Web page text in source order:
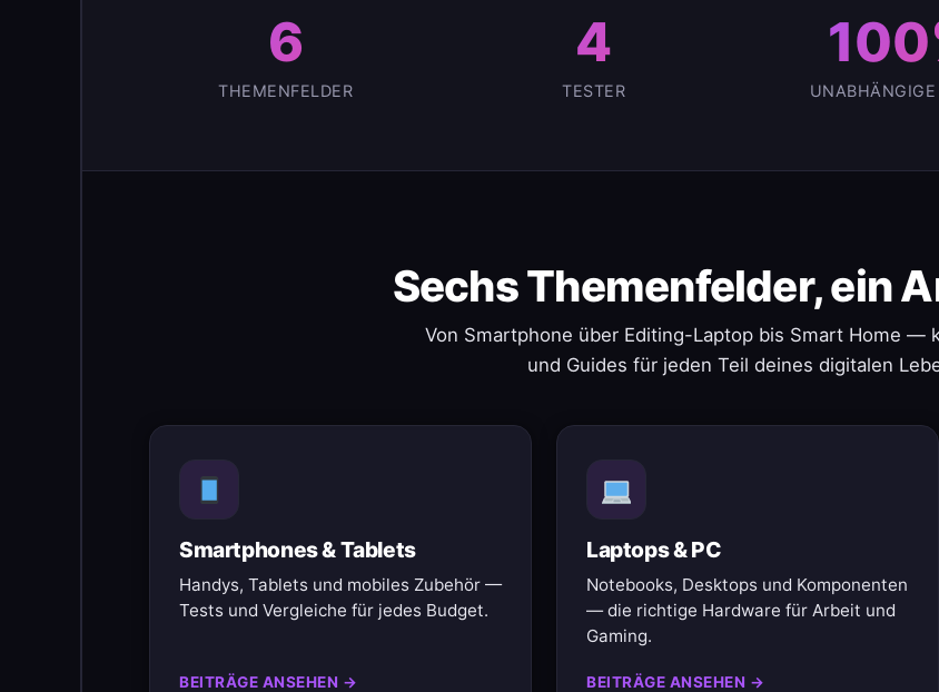
6
THEMENFELDER
4
TESTER UNABHÄNGIGE
Sechs Themenfelder, ein
Von Smartphone über Editing-Laptop bis Smart Home —
und Guides für jeden Teil deines digitalen
Smartphones & Tablets
Handys, Tablets und mobiles Zubehör —
Tests und Vergleiche für jedes Budget.
BEITRÄGE ANSEHEN →
Laptops & PC
Notebooks, Desktops und Komponenten
— die richtige Hardware für Arbeit und
Gaming.
BEITRÄGE ANSEHEN →